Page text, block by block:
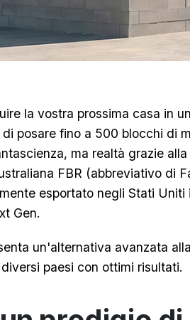
la vostra prossima casa in
posare fino a 500 blocchi di
ma realtà grazie
FBR (abbreviativo di
esportato negli Stati Uniti
Gen.
un'alternativa avanzata alla
paesi con ottimi risultati.